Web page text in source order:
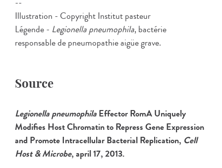
--
Illustration - Copyright Institut pasteur
Légende - Legionella pneumophila, bactérie
responsable de pneumopathie aigüe grave.
Source
Legionella pneumophilaEffector RomA Uniquely
Modifies Host Chromatin to Repress Gene Expression
and Promote Intracellular Bacterial Replication, Cell
Host & Microbe, april 17, 2013.